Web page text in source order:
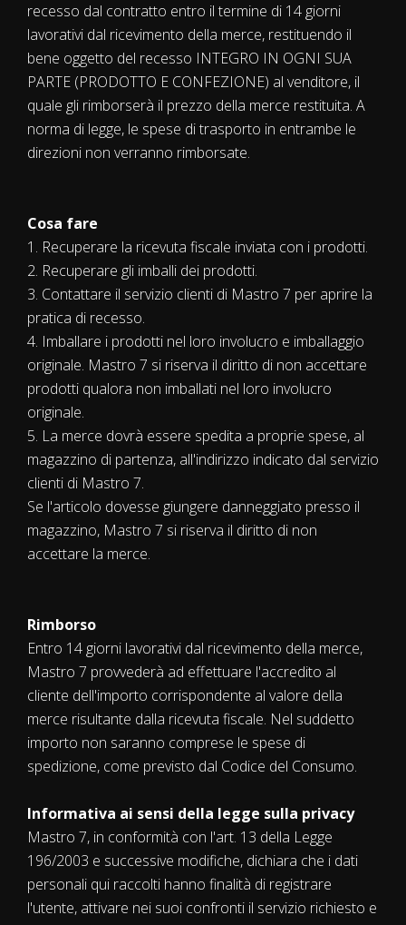
recesso dal contratto entro il termine di 14 giorni
lavorativi dal ricevimento della merce, restituendo il
bene oggetto del recesso INTEGRO IN OGNI SUA
PARTE (PRODOTTO E CONFEZIONE) al venditore, il
quale gli rimborserà il prezzo della merce restituita. A
norma di legge, le spese di trasporto in entrambe le
direzioni non verranno rimborsate.
Cosa fare
1. Recuperare la ricevuta fiscale inviata con i prodotti.
2. Recuperare gli imballi dei prodotti.
3. Contattare il servizio clienti di Mastro 7 per aprire la
pratica di recesso.
4. Imballare i prodotti nel loro involucro e imballaggio
originale. Mastro 7 si riserva il diritto di non accettare
prodotti qualora non imballati nel loro involucro
originale.
5. La merce dovrà essere spedita a proprie spese, al
magazzino di partenza, all'indirizzo indicato dal servizio
clienti di Mastro 7.
Se l'articolo dovesse giungere danneggiato presso il
magazzino, Mastro 7 si riserva il diritto di non
accettare la merce.
Rimborso
Entro 14 giorni lavorativi dal ricevimento della merce,
Mastro 7 provvederà ad effettuare l'accredito al
cliente dell'importo corrispondente al valore della
merce risultante dalla ricevuta fiscale. Nel suddetto
importo non saranno comprese le spese di
spedizione, come previsto dal Codice del Consumo.
Informativa ai sensi della legge sulla privacy
Mastro 7, in conformità con l'art. 13 della Legge
196/2003 e successive modifiche, dichiara che i dati
personali qui raccolti hanno finalità di registrare
l'utente, attivare nei suoi confronti il servizio richiesto e